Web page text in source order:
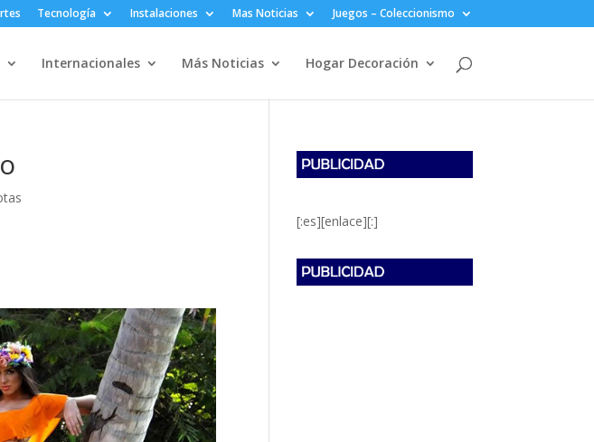
Tecnología Instalaciones Mas Noticias Juegos – Coleccionismo
Internacionales Más Noticias Hogar Decoración
[:es][enlace][:]